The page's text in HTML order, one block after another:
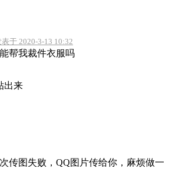
于 2020-3-13 10:32
帮我裁件衣服吗
出来
传图失败，QQ图片传给你，麻烦做一